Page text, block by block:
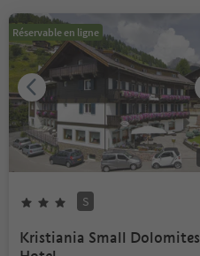
Réservable en ligne
Étoiles
S
Kristiania Small Dolomites